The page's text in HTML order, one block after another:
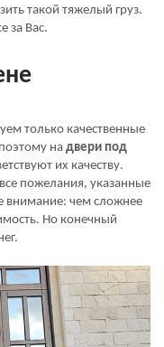
такой тяжелый груз.
за Вас.
только качественные
на двери под
их качеству.
пожелания, указанные
внимание: чем сложнее
Но конечный